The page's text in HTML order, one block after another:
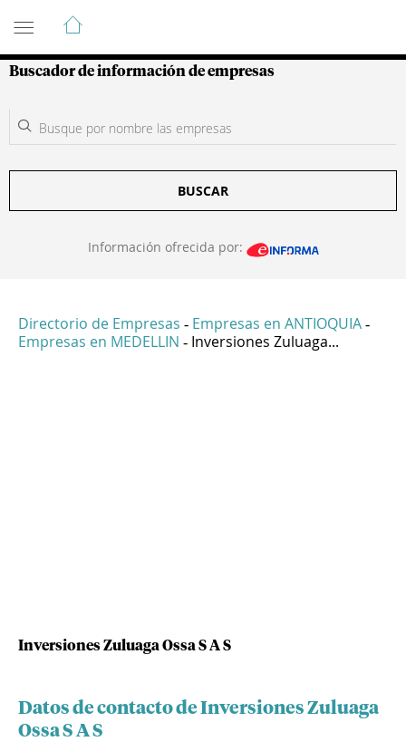
Guía de Empresas Colombianas
Buscador de información de empresas
BUSCAR
Información ofrecida por:
Directorio de Empresas - Empresas en ANTIOQUIA -
Empresas en MEDELLIN - Inversiones Zuluaga...
Inversiones Zuluaga Ossa S A S
Datos de contacto de Inversiones Zuluaga
Ossa S A S